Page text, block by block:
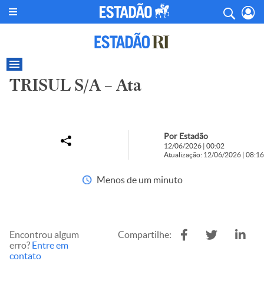
TRISUL S/A – Ata
Por Estadão
12/06/2026 | 00:02
Atualização: 12/06/2026 | 08:16
Menos de um minuto
Encontrou algum
erro? Entre em
contato
Compartilhe: